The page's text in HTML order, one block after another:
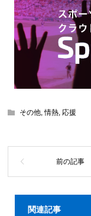
その他,情熱, 応援
関連記事